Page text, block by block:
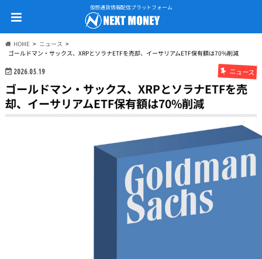
仮想通貨情報配信プラットフォーム
HOME
ニュース
ゴールドマン・サックス、XRPとソラナETFを売却、イーサリアムETF保有額は70%削減
2026.05.19 ニュース
ゴールドマン・サックス、XRPとソラナETFを売
却、イーサリアムETF保有額は70%削減